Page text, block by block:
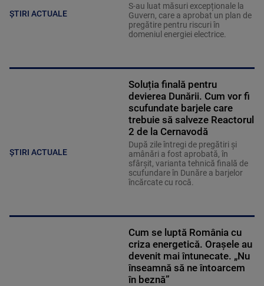
ȘTIRI ACTUALE
S-au luat măsuri excepționale la
Guvern, care a aprobat un plan de
pregătire pentru riscuri în
domeniul energiei electrice.
ȘTIRI ACTUALE
Soluția finală pentru
devierea Dunării. Cum vor fi
scufundate barjele care
trebuie să salveze Reactorul
2 de la Cernavodă
După zile întregi de pregătiri și
amânări a fost aprobată, în
sfârșit, varianta tehnică finală de
scufundare în Dunăre a barjelor
încărcate cu rocă.
Cum se luptă România cu
criza energetică. Orașele au
devenit mai întunecate. „Nu
înseamnă să ne întoarcem
în beznă”